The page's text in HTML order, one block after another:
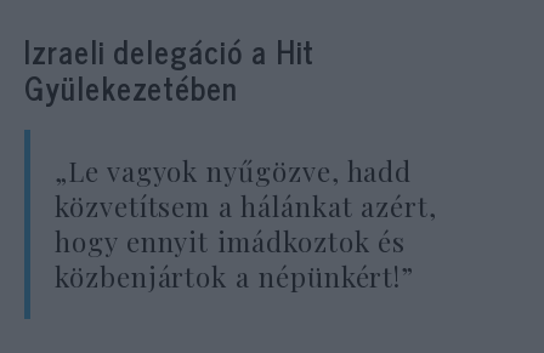
Izraeli delegáció a Hit
Gyülekezetében
„Le vagyok nyűgözve, hadd
közvetítsem a hálánkat azért,
hogy ennyit imádkoztok és
közbenjártok a népünkért!”